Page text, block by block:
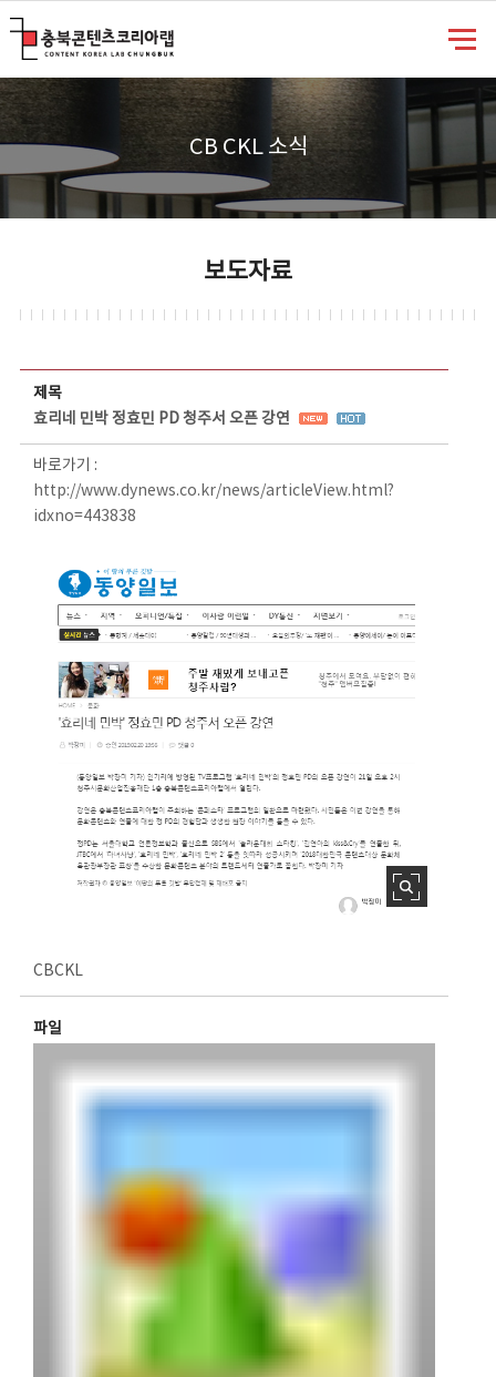
CB CKL 소식
보도자료
제목
효리네 민박 정효민 PD 청주서 오픈 강연
바로가기 :
http://www.dynews.co.kr/news/articleView.html?
idxno=443838
CBCKL
파일